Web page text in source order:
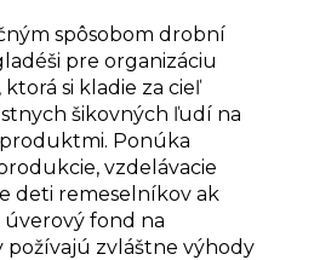
spôsobom drobní
pre organizáciu
si kladie za cieľ
šikovných ľudí na
Ponúka
vzdelávacie
deti remeselníkov ak
úverový fond na
požívajú zvláštne výhody